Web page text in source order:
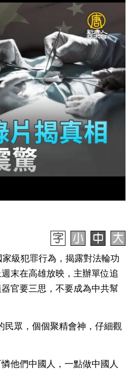
級犯罪行為，揭露對法輪功
末在高雄放映，主辦單位追
官要三思，不要成為中共幫
民眾，個個聚精會神，仔細觀
他們中國人，一點做中國人